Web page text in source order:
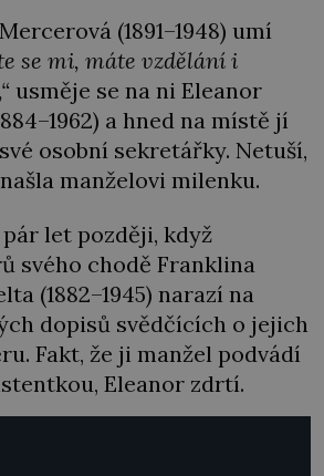
(1891–1948) umí
se mi, máte vzdělání i
usměje se na ni Eleanor
a hned na místě jí
osobní sekretářky. Netuší,
manželovi milenku.
let později, když
svého chodě Franklina
(1882–1945) narazí na
dopisů svědčících o jejich
Fakt, že ji manžel podvádí
Eleanor zdrtí.